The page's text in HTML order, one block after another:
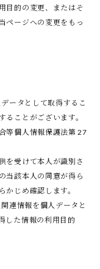
目的の変更、またはそ
ページへの変更をもっ
ータとして取得するこ
ることがございます。
等個人情報保護法第 27
を受けて本人が識別さ
当該本人の同意が得ら
じめ確認します。
連情報を個人データと
した情報の利用目的